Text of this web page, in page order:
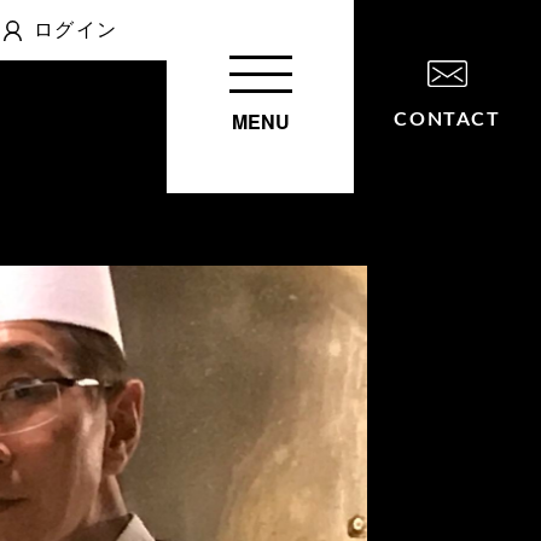
ログイン
MENU CONTACT